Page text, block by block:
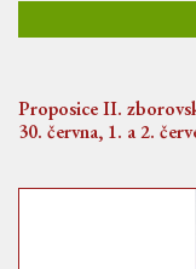
Proposice II.
30. června, 1. a 2.